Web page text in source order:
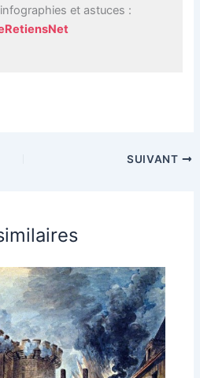
et astuces :
SUIVANT